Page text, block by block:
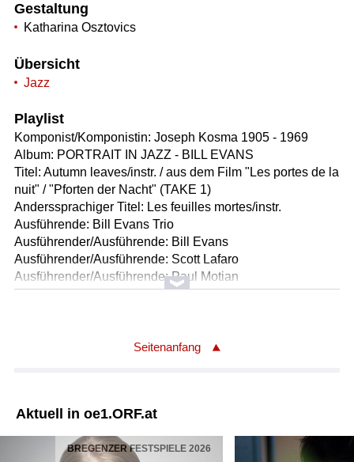
Gestaltung
Katharina Osztovics
Übersicht
Jazz
Playlist
Komponist/Komponistin: Joseph Kosma 1905 - 1969
Album: PORTRAIT IN JAZZ - BILL EVANS
Titel: Autumn leaves/instr. / aus dem Film "Les portes de la
nuit" / "Pforten der Nacht" (TAKE 1)
Anderssprachiger Titel: Les feuilles mortes/instr.
Ausführende: Bill Evans Trio
Ausführender/Ausführende: Bill Evans
Ausführender/Ausführende: Scott Lafaro
Ausführender/Ausführende: Paul Motian
Länge: 05:58 min
Komponist/Komponistin: Matt Darriau
Spassov
Ausführender/Ausführende: Matt Darriau
Ausführender/Ausführende: feat. Theodosii Spassov
Seitenanfang
Aktuell in oe1.ORF.at
BREGENZER FESTSPIELE 2026